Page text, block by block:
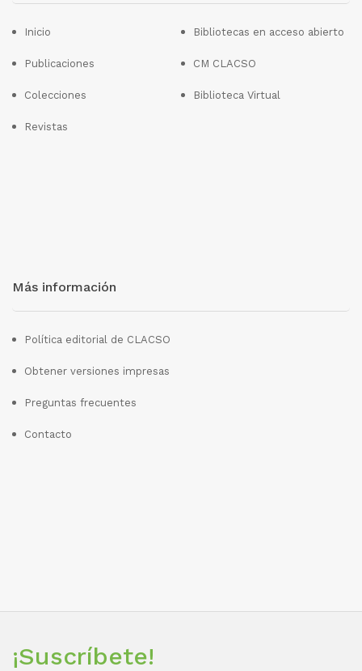
Inicio
Publicaciones
Colecciones
Revistas
Bibliotecas en acceso abierto
CM CLACSO
Biblioteca Virtual
Más información
Política editorial de CLACSO
Obtener versiones impresas
Preguntas frecuentes
Contacto
¡Suscríbete!